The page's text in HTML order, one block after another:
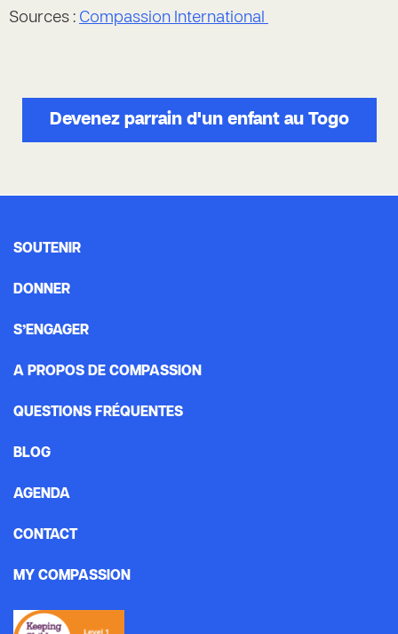
Sources : Compassion International
Devenez parrain d'un enfant au Togo
SOUTENIR
DONNER
S’ENGAGER
A PROPOS DE COMPASSION
QUESTIONS FRÉQUENTES
BLOG
AGENDA
CONTACT
MY COMPASSION